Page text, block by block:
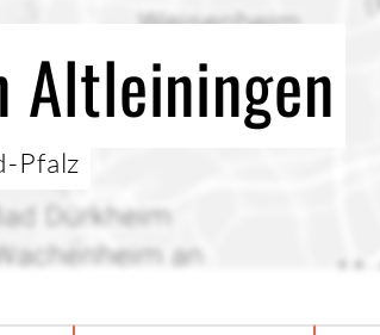
Altleiningen
Pfalz